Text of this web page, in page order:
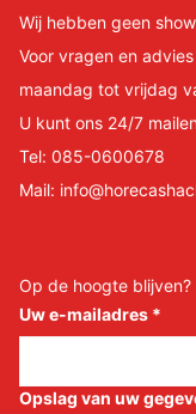
Wij hebben geen
Voor vragen en
maandag tot vrijdag
U kunt ons 24/7
Tel: 085-0600678
Mail:
Op de hoogte blijven?
Uw e-mailadres *
Opslag van uw